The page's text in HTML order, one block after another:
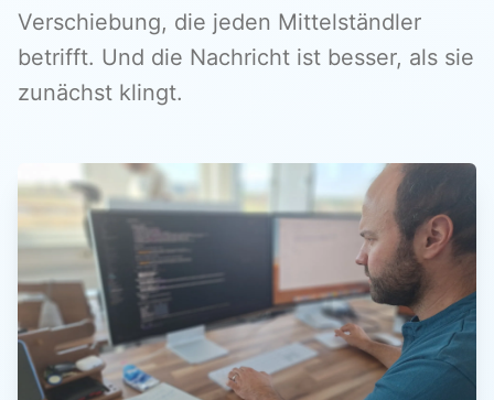
Verschiebung, die jeden Mittelständler
betrifft. Und die Nachricht ist besser, als sie
zunächst klingt.